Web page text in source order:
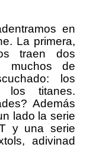
en
La primera,
traen dos
muchos de
los
los titanes.
Además
lado la serie
y una serie
adivinad